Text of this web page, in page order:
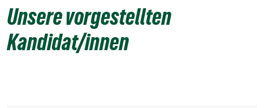
Unsere vorgestellten
Kandidat/innen